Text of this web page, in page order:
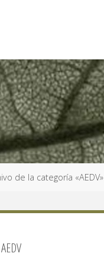
de la categoría «AEDV»
AEDV